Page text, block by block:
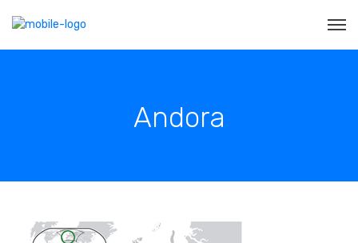
Andora